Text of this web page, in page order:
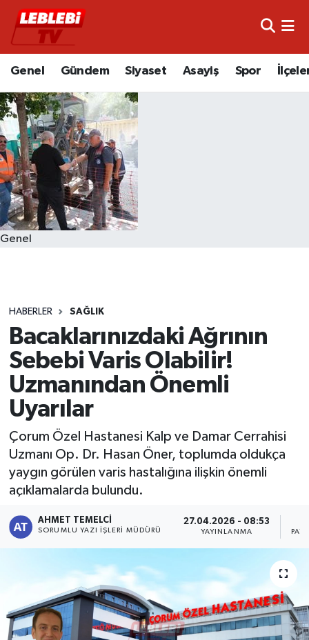
Genel Gündem Siyaset Asayiş Spor
Genel
HABERLER SAĞLIK
Bacaklarınızdaki Ağrının
Sebebi Varis Olabilir!
Uzmanından Önemli
Uyarılar
Çorum Özel Hastanesi Kalp ve Damar Cerrahisi
Uzmanı Op. Dr. Hasan Öner, toplumda oldukça
yaygın görülen varis hastalığına ilişkin önemli
açıklamalarda bulundu.
AHMET TEMELCI
SORUMLU YAZI İŞLERI MÜDÜRÜ
27.04.2026 - 08:53
YAYINLANMA
Hava Durumu
Trafik Durumu
Süper Lig Puan Durumu ve Fikstür
Tüm Manşetler
Son Dakika Haberleri